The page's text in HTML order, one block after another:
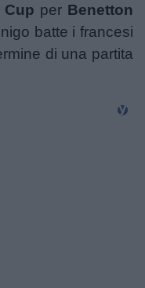
Cup per Benetton
batte i francesi
di una partita